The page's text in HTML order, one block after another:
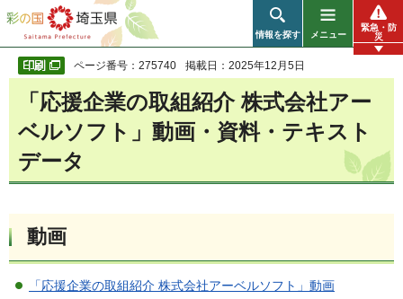
彩の国 埼玉県
情報を探す メニュー
緊急・防
災
ページ番号：275740 掲載日：2025年12月5日
「応援企業の取組紹介 株式会社アー
ベルソフト」動画・資料・テキスト
データ
動画
「応援企業の取組紹介 株式会社アーベルソフト」動画